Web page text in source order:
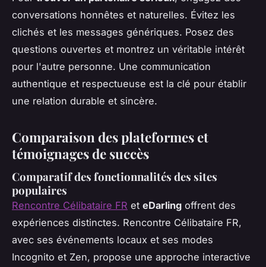
conversations honnêtes et naturelles. Évitez les
clichés et les messages génériques. Posez des
questions ouvertes et montrez un véritable intérêt
pour l'autre personne. Une communication
authentique et respectueuse est la clé pour établir
une relation durable et sincère.
Comparaison des plateformes et
témoignages de succès
Comparatif des fonctionnalités des sites
populaires
Rencontre Célibataire FR et eDarling offrent des
expériences distinctes. Rencontre Célibataire FR,
avec ses événements locaux et ses modes
Incognito et Zen, propose une approche interactive